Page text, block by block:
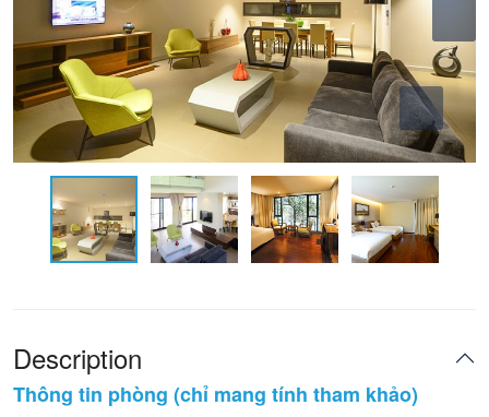
Description
Thông tin phòng (chỉ mang tính tham khảo)